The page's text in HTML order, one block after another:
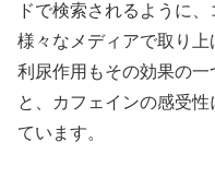
ドで検索されるように
様々なメディアで取り上
利尿作用もその効果の
と、カフェインの感受
ています。